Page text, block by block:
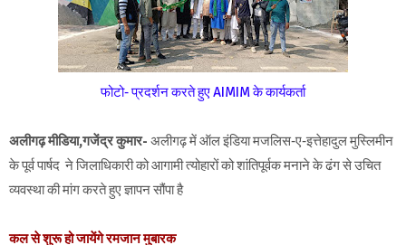
फोटो- प्रदर्शन करते हुए AIMIM के कार्यकर्ता
अलीगढ़ मीडिया,गजेंद्र कुमार- अलीगढ़ में ऑल इंडिया मजलिस-ए-इत्तेहादुल मुस्लिमीन
के पूर्व पार्षद ने जिलाधिकारी को आगामी त्योहारों को शांतिपूर्वक मनाने के ढंग से उचित
व्यवस्था की मांग करते हुए ज्ञापन सौंपा है
कल से शुरू हो जायेंगे रमजान मुबारक